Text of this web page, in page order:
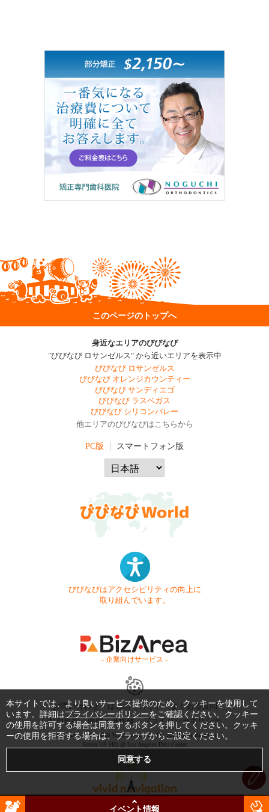
このページのトップへ
身近なエリアのびびなび
"びびなび ロサンゼルス" から近いエリアを表示中
びびなび ロサンゼルス
びびなび オレンジカウンティー
びびなび サンディエゴ
びびなび ラスベガス
びびなび シリコンバレー
他エリアのびびなびはこちらから
PC版 スマートフォン版
びびなびはアクセシビリティの向上に
取り組んでいます。
- 企業向けサービス -
お問い合わせ はじめてガイド
よくある質問
利用規約
商標・著作権 プライバシーポリシー
Copyright © 1999-2026 Vivid Navigation, Inc. All Rights Reserved.
Server US (42) @ Los Angeles Data Center
イベント情報
本サイトでは、より良いサービス提供のため、クッキーを使用して
います。詳細はプライバシーポリシーをご確認ください。クッキー
の使用を許可する場合は同意するボタンを押してください。クッキ
ーの使用を拒否する場合は、ブラウザからご設定ください。